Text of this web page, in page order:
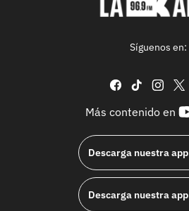
Síguenos en:
facebook
tiktok
Más contenido en
Descarga nuestra
Descarga nuestra